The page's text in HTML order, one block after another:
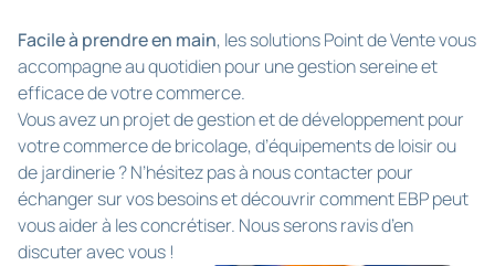
Facile à prendre en main, les solutions Point de Vente vous
accompagne au quotidien pour une gestion sereine et
efficace de votre commerce.
Vous avez un projet de gestion et de développement pour
votre commerce de bricolage, d’équipements de loisir ou
de jardinerie ? N’hésitez pas à nous contacter pour
échanger sur vos besoins et découvrir comment EBP peut
vous aider à les concrétiser. Nous serons ravis d’en
discuter avec vous !